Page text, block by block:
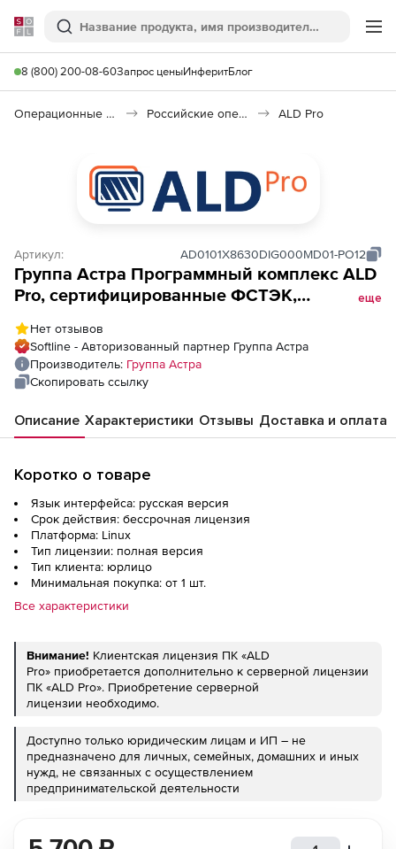
Softline
Поиск
8 (800) 200-08-60Запрос ценыИнферитБлог
Операционные системы Российские операционные системы (Импортозамещение) ALD Pro
Артикул: AD0101X8630DIG000MD01-PO12
Группа Астра Программный комплекс ALD
Pro, сертифицированные ФСТЭК,
Лицензия на ПК ALD Pro РДЦП.10101-02
(ФСТЭК) на 1 управляемое устройство,
способ передачи электронный, на срок
включенными обновлениями Тип 2 на 12
мес.
еще
Нет отзывов
Softline - Авторизованный партнер Группа Астра
Производитель: Группа Астра
Скопировать ссылку
Описание Характеристики Отзывы Доставка и оплата
Коротко о товаре
Язык интерфейса: русская версия
Срок действия: бессрочная лицензия
Платформа: Linux
Тип лицензии: полная версия
Тип клиента: юрлицо
Минимальная покупка: от 1 шт.
Все характеристики
Внимание! Клиентская лицензия ПК «ALD
Pro» приобретается дополнительно к серверной лицензии
ПК «ALD Pro». Приобретение серверной
лицензии необходимо.
Доступно только юридическим лицам и ИП – не
предназначено для личных, семейных, домашних и иных
нужд, не связанных с осуществлением
предпринимательской деятельности